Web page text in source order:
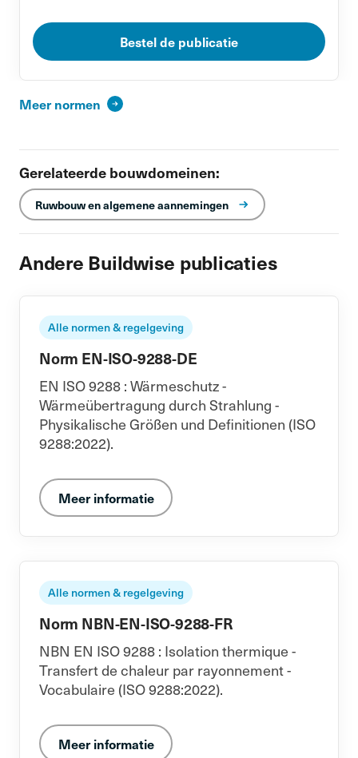
Bestel de publicatie
Meer normen
Gerelateerde bouwdomeinen:
Ruwbouw en algemene aannemingen
Andere Buildwise publicaties
Alle normen & regelgeving
Norm EN-ISO-9288-DE
EN ISO 9288 : Wärmeschutz -
Wärmeübertragung durch Strahlung -
Physikalische Größen und Definitionen (ISO
9288:2022).
Meer informatie
Alle normen & regelgeving
Norm NBN-EN-ISO-9288-FR
NBN EN ISO 9288 : Isolation thermique -
Transfert de chaleur par rayonnement -
Vocabulaire (ISO 9288:2022).
Meer informatie